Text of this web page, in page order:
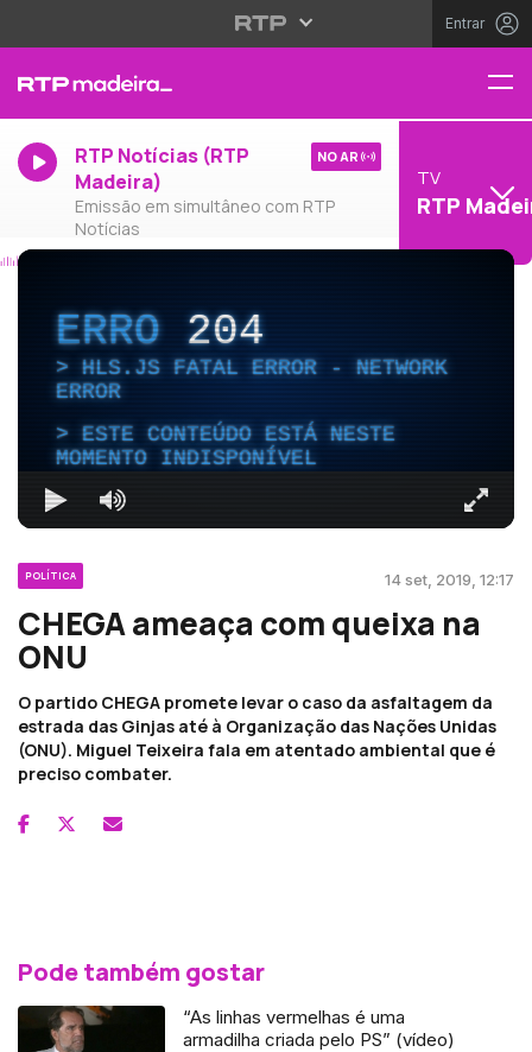
Entrar
RTP Notícias (RTP
Madeira)
Emissão em simultâneo com RTP
Notícias
NO AR
TV
RTP
ERRO204
HLS.JS FATAL ERROR - NETWORK
ERROR
ESTE CONTEÚDO ESTÁ NESTE
MOMENTO INDISPONÍVEL
POLÍTICA 14 set, 2019, 12:17
CHEGA ameaça com queixa na
ONU
O partido CHEGA promete levar o caso da asfaltagem da
estrada das Ginjas até à Organização das Nações Unidas
(ONU). Miguel Teixeira fala em atentado ambiental que é
preciso combater.
Pode também gostar
“As linhas vermelhas é uma
armadilha criada pelo PS” (vídeo)